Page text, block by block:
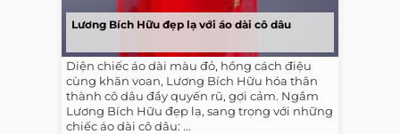
Lương Bích Hữu đẹp lạ với áo dài cô dâu
Diện chiếc áo dài màu đỏ, hồng cách điệu
cùng khăn voan, Lương Bích Hữu hóa thân
thành cô dâu đầy quyến rũ, gợi cảm. Ngắm
Lương Bích Hữu đẹp lạ, sang trọng với những
chiếc áo dài cô dâu: ...